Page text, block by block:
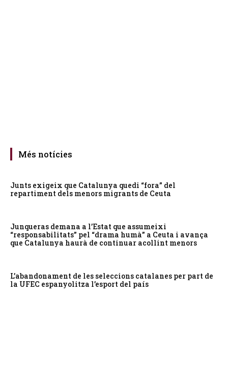
Més notícies
Junts exigeix que Catalunya quedi “fora” del
repartiment dels menors migrants de Ceuta
Junqueras demana a l’Estat que assumeixi
“responsabilitats” pel “drama humà” a Ceuta i avança
que Catalunya haurà de continuar acollint menors
L’abandonament de les seleccions catalanes per part de
la UFEC espanyolitza l’esport del país